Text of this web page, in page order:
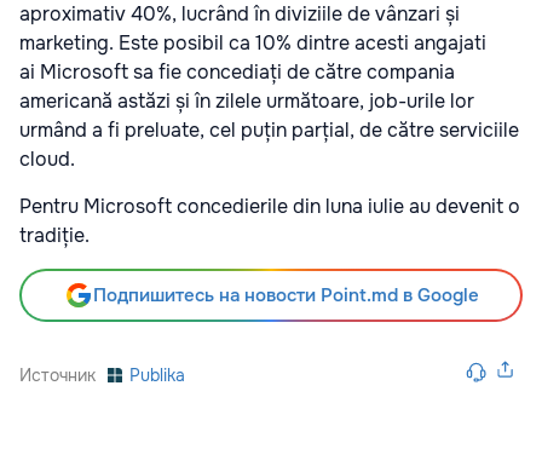
aproximativ 40%, lucrând în diviziile de vânzari și
marketing. Este posibil ca 10% dintre acesti angajati
ai Microsoft sa fie concediați de către compania
americană astăzi și în zilele următoare, job-urile lor
urmând a fi preluate, cel puțin parțial, de către serviciile
cloud.
Pentru Microsoft concedierile din luna iulie au devenit o
tradiție.
Подпишитесь на новости Point.md в Google
Источник Publika